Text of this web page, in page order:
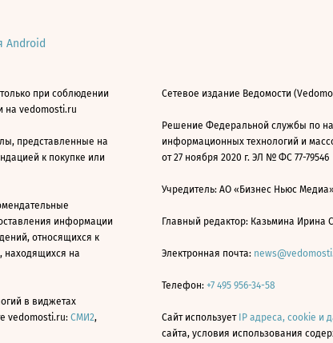
Android
при соблюдении
на vedomosti.ru
представленные на
к покупке или
информации
относящихся к
находящихся на
в виджетах
vedomosti.ru: СМИ2,
Сетевое издание Ведомости
Решение Федеральной службы по
информационных технологий и
от 27 ноября 2020 г. ЭЛ № ФС 77-79546
Учредитель: АО «Бизнес Ньюс
Главный редактор: Казьмина Ирина
Электронная почта:
Телефон: +7 495 956-34-58
Сайт использует IP адреса, cookie и
сайта, условия использования